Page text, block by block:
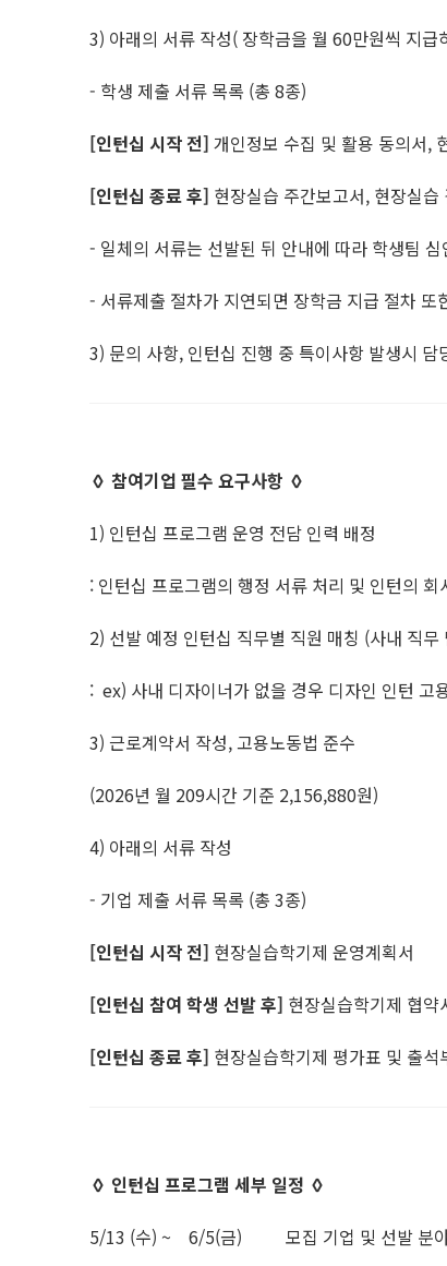
3) 아래의 서류 작성( 장학금을 월 60만원씩 지
- 학생 제출 서류 목록 (총 8종)
[인턴십 시작 전] 개인정보 수집 및 활용 동의서,
[인턴십 종료 후] 현장실습 주간보고서, 현장실
- 일체의 서류는 선발된 뒤 안내에 따라 학생팀
- 서류제출 절차가 지연되면 장학금 지급 절차 또
3) 문의 사항, 인턴십 진행 중 특이사항 발생시
◊ 참여기업 필수 요구사항 ◊
1) 인턴십 프로그램 운영 전담 인력 배정
: 인턴십 프로그램의 행정 서류 처리 및 인턴의
2) 선발 예정 인턴십 직무별 직원 매칭 (사내 직
: ex) 사내 디자이너가 없을 경우 디자인 인턴 고
3) 근로계약서 작성, 고용노동법 준수
(2026년 월 209시간 기준 2,156,880원)
4) 아래의 서류 작성
- 기업 제출 서류 목록 (총 3종)
[인턴십 시작 전] 현장실습학기제 운영계획서
[인턴십 참여 학생 선발 후] 현장실습학기제 협약
[인턴십 종료 후] 현장실습학기제 평가표 및 출석
◊ 인턴십 프로그램 세부 일정 ◊
5/13 (수) ~ 6/5(금) 모집 기업 및 선발 분야